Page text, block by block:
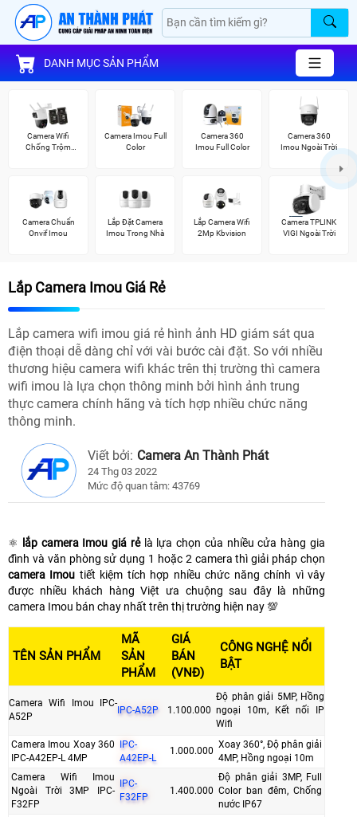
DANH MỤC SẢN PHẨM
Camera Wifi
Chống Trộm
Camera Imou Full
Color
Camera 360
Imou Full Color
Camera 360
Imou Ngoài Trời
Camera Chuẩn
Onvif Imou
Lắp Đặt Camera
Imou Trong Nhà
Lắp Camera Wifi
2Mp Kbvision
Camera TPLINK
VIGI Ngoài Trời
Lắp Camera Imou Giá Rẻ
Lắp camera wifi imou giá rẻ hình ảnh HD giám sát qua
điện thoại dễ dàng chỉ với vài bước cài đặt. So với nhiều
thương hiệu camera wifi khác trên thị trường thì camera
wifi imou là lựa chọn thông minh bởi hình ảnh trung
thực camera chính hãng và tích hợp nhiều chức năng
thông minh.
Viết bởi: Camera An Thành Phát
24 Thg 03 2022
Mức độ quan tâm: 43769
⚛️ lắp camera Imou giá rẻ là lựa chọn của nhiều cửa hàng gia
đình và văn phòng sử dụng 1 hoặc 2 camera thì giải pháp chọn
camera Imou tiết kiệm tích hợp nhiều chức năng chính vì vây
được nhiều khách hàng Việt ưa chuộng sau đây là những
camera Imou bán chay nhất trên thị trường hiện nay 💯
TÊN SẢN PHẨM
MÃ
SẢN
PHẨM
GIÁ
BÁN
(VNĐ)
CÔNG NGHỆ NỔI
BẬT
Camera Wifi Imou IPC-
A52P
IPC-A52P 1.100.000
Độ phân giải 5MP, Hồng
ngoại 10m, Kết nối IP
Wifi
Camera Imou Xoay 360
IPC-A42EP-L 4MP
IPC-
A42EP-L
1.000.000
Xoay 360°, Độ phân giải
4MP, Hồng ngoại 10m
Camera Wifi Imou
Ngoài Trời 3MP IPC-
F32FP
IPC-
F32FP
1.400.000
Độ phân giải 3MP, Full
Color ban đêm, Chống
nước IP67